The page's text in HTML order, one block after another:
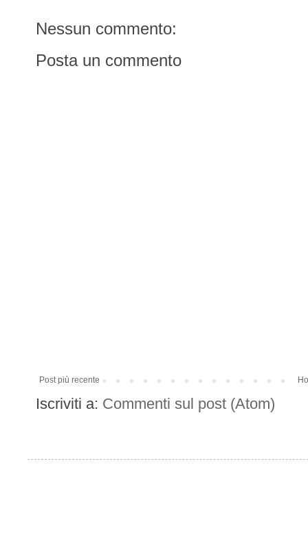
Nessun commento:
Posta un commento
Post più recente
Iscriviti a: Commenti sul post (Atom)